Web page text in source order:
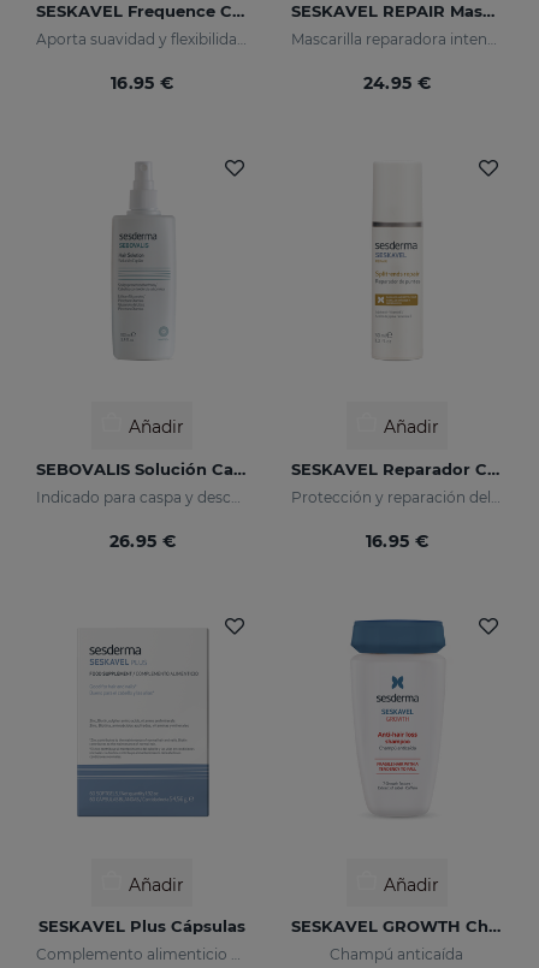
SESKAVEL Frequence Champú Frecuencia
Aporta suavidad y flexibilidad al cabello, protegiéndolo del daño oxidativo y los agentes externos.
16.95 €
SESKAVEL REPAIR Mascarilla Keratina
Mascarilla reparadora intensiva que reconstruye, nutre el cabello y evita el encrespamiento.
24.95 €
Añadir
SEBOVALIS Solución Capilar
26.95 €
Añadir
SESKAVEL Reparador Capilar
16.95 €
Añadir
SESKAVEL Plus Cápsulas
Complemento alimenticio a base de aminoácidos azufrados, vitaminas y minerales
Añadir
SESKAVEL GROWTH Champú Anticaída
Champú anticaída